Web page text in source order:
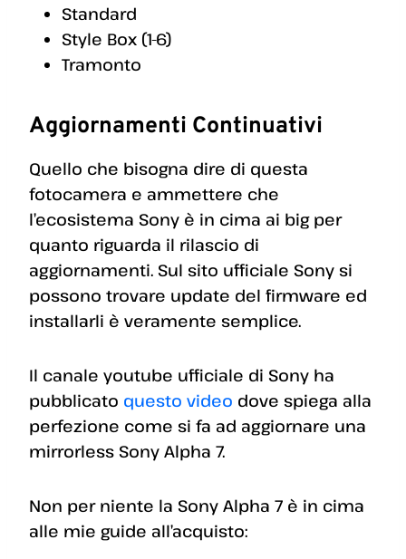
Standard
Style Box (1-6)
Tramonto
Aggiornamenti Continuativi
Quello che bisogna dire di questa
fotocamera e ammettere che
l’ecosistema Sony è in cima ai big per
quanto riguarda il rilascio di
aggiornamenti. Sul sito ufficiale Sony si
possono trovare update del firmware ed
installarli è veramente semplice.
Il canale youtube ufficiale di Sony ha
pubblicato questo video dove spiega alla
perfezione come si fa ad aggiornare una
mirrorless Sony Alpha 7.
Non per niente la Sony Alpha 7 è in cima
alle mie guide all’acquisto: